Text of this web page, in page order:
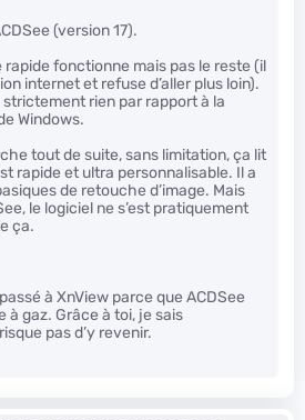
(version 17).
rapide fonctionne mais pas le reste (il
internet et refuse d’aller plus loin).
strictement rien par rapport à la
Windows.
tout de suite, sans limitation, ça lit
rapide et ultra personnalisable. Il a
de retouche d’image. Mais
le logiciel ne s’est pratiquement
ça.
à XnView parce que ACDSee
à gaz. Grâce à toi, je sais
pas d’y revenir.